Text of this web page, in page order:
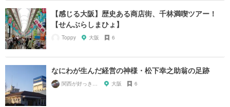
【感じる大阪】歴史ある商店街、千林満喫ツアー！
【せんぶらしまひょ】
Toppy 大阪 6
なにわが生んだ経営の神様・松下幸之助翁の足跡
大阪 6